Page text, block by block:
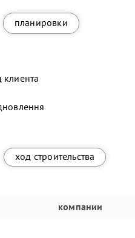
планировки
клиента
ход строительства
компании